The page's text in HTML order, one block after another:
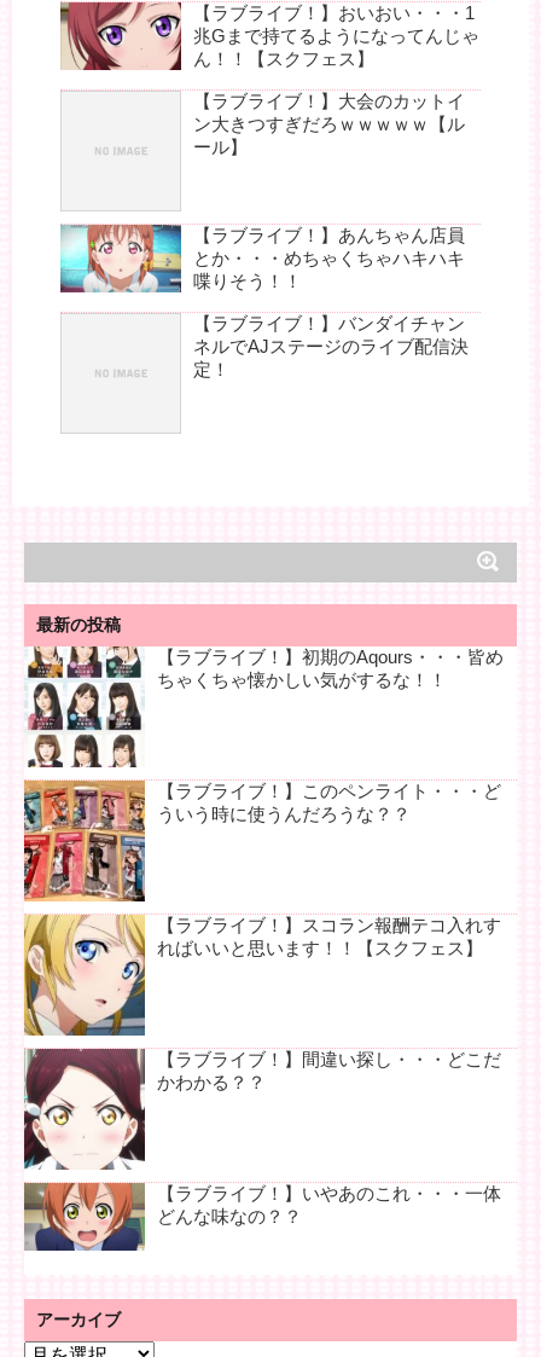
【ラブライブ！】おいおい・・・1
兆Gまで持てるようになってんじゃ
ん！！【スクフェス】
【ラブライブ！】大会のカットイ
ン大きつすぎだろｗｗｗｗｗ【ル
ール】
【ラブライブ！】あんちゃん店員
とか・・・めちゃくちゃハキハキ
喋りそう！！
【ラブライブ！】バンダイチャン
ネルでAJステージのライブ配信決
定！
最新の投稿
【ラブライブ！】初期のAqours・・・皆め
ちゃくちゃ懐かしい気がするな！！
【ラブライブ！】このペンライト・・・ど
ういう時に使うんだろうな？？
【ラブライブ！】スコラン報酬テコ入れす
ればいいと思います！！【スクフェス】
【ラブライブ！】間違い探し・・・どこだ
かわかる？？
【ラブライブ！】いやあのこれ・・・一体
どんな味なの？？
アーカイブ
ア